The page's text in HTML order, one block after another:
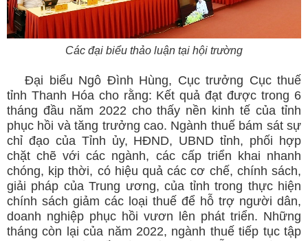
Các đại biểu thảo luận tại hội trường
Đại biểu Ngô Đình Hùng, Cục trưởng Cục thuế
tỉnh Thanh Hóa cho rằng: Kết quả đạt được trong 6
tháng đầu năm 2022 cho thấy nền kinh tế của tỉnh
phục hồi và tăng trưởng cao. Ngành thuế bám sát sự
chỉ đạo của Tỉnh ủy, HĐND, UBND tỉnh, phối hợp
chặt chẽ với các ngành, các cấp triển khai nhanh
chóng, kịp thời, có hiệu quả các cơ chế, chính sách,
giải pháp của Trung ương, của tỉnh trong thực hiện
chính sách giảm các loại thuế để hỗ trợ người dân,
doanh nghiệp phục hồi vươn lên phát triển. Những
tháng còn lại của năm 2022, ngành thuế tiếp tục tập